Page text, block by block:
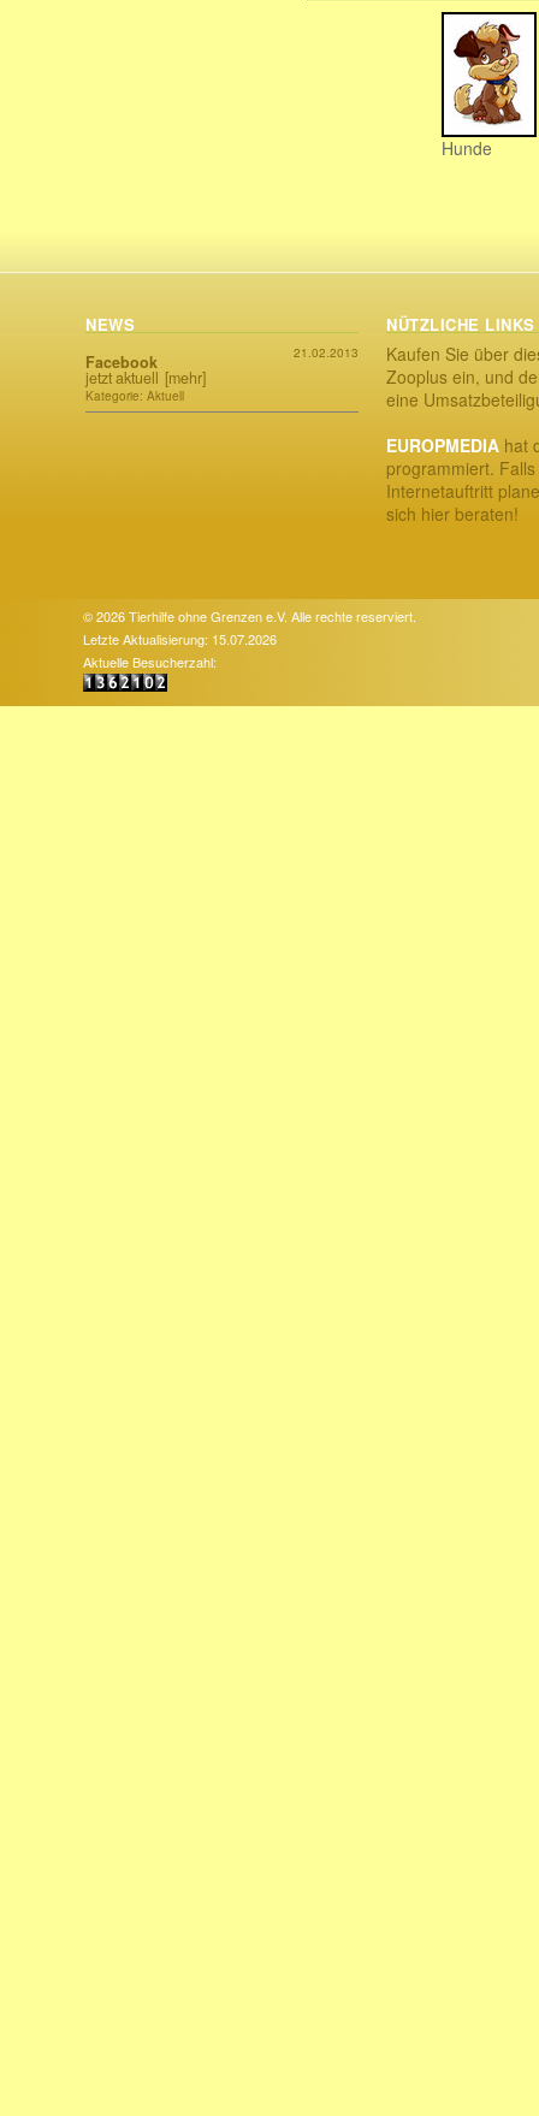
Hunde
NEWS
21.02.2013
Facebook
jetzt aktuell [mehr]
Kategorie: Aktuell
NÜTZLICHE LINKS
Kaufen Sie über
Zooplus ein, und
eine
EUROPMEDIA hat
programmiert.
Internetauftritt
sich hier beraten!
© 2026 Tierhilfe ohne Grenzen e.V. Alle rechte reserviert.
Letzte Aktualisierung: 15.07.2026
Aktuelle Besucherzahl: